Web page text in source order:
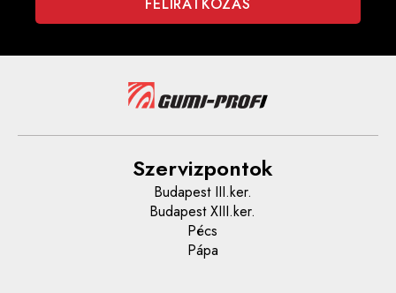
Szervizpontok
Budapest III.ker.
Budapest XIII.ker.
Pécs
Pápa